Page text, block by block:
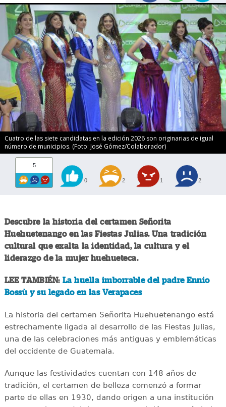
Cuatro de las siete candidatas en la edición 2026 son originarias de igual
número de municipios. (Foto: José Gómez/Colaborador)
5
0 2 1 2
Descubre la historia del certamen Señorita
Huehuetenango en las Fiestas Julias. Una tradición
cultural que exalta la identidad, la cultura y el
liderazgo de la mujer huehueteca.
LEE TAMBIÉN: La huella imborrable del padre Ennio
Bossù y su legado en las Verapaces
La historia del certamen Señorita Huehuetenango está
estrechamente ligada al desarrollo de las Fiestas Julias,
una de las celebraciones más antiguas y emblemáticas
del occidente de Guatemala.
Aunque las festividades cuentan con 148 años de
tradición, el certamen de belleza comenzó a formar
parte de ellas en 1930, dando origen a una institución